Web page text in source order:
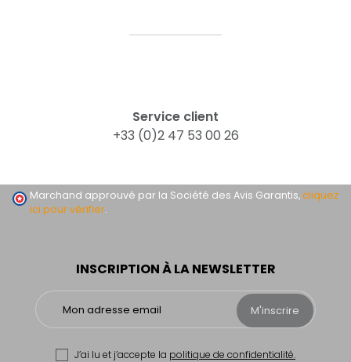
Service client
+33 (0)2 47 53 00 26
INSCRIPTION À LA NEWSLETTER
M'inscrire
J’ai lu et j’accepte la politique de confidentialité.
Marchand approuvé par la Société des Avis Garantis,cliquez
ici pour vérifier.